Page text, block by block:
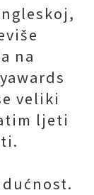
na
veliki
ljeti